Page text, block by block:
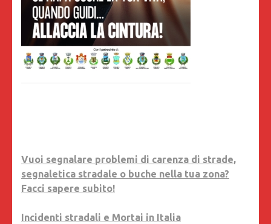
Vuoi segnalare problemi di carenza di strade,
segnaletica stradale o buche nella tua zona?
Facci sapere subito!
Incidenti stradali e Mortai in Italia